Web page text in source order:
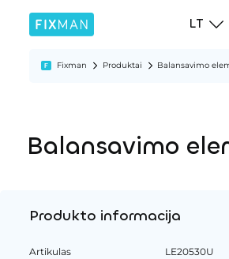
LT
Fixman Produktai Balansavimo
Balansavimo
Produkto informacija
Artikulas
LE20530U